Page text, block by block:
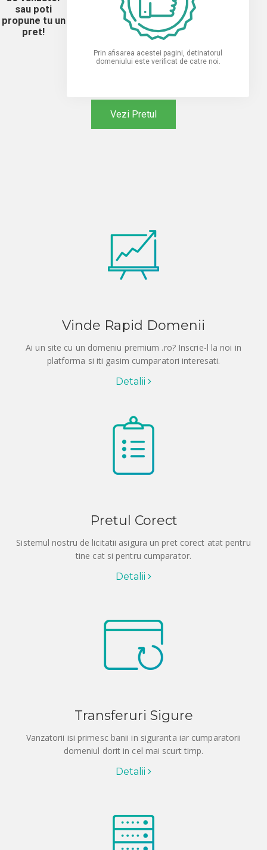
Prin afisarea acestei pagini, detinatorul
domeniului este verificat de catre noi.
sau poti
propune tu un
pret!
Vezi Pretul
Vinde Rapid Domenii
Ai un site cu un domeniu premium .ro? Inscrie-l la noi in
platforma si iti gasim cumparatori interesati.
Detalii
Pretul Corect
Sistemul nostru de licitatii asigura un pret corect atat pentru
tine cat si pentru cumparator.
Detalii
Transferuri Sigure
Vanzatorii isi primesc banii in siguranta iar cumparatorii
domeniul dorit in cel mai scurt timp.
Detalii